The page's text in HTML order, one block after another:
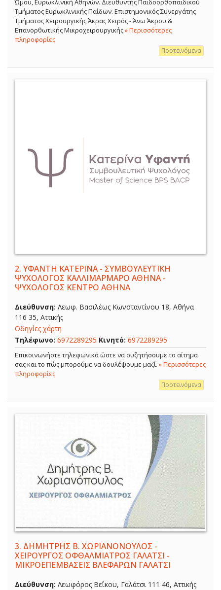
Ώμου, Ευρωκλινική Αθηνών. Διευθυντής Παιδοορθοπαιδικού
Τμήματος Ευρωκλινικής Παίδων. Επιστημονικός Συνεργάτης
Τμήματος Χειρουργικής Άκρας Χειρός - Άνω Άκρου &
Επανορθωτικής Μικροχειρουργικής» Περισσότερες
πληροφορίες
Προτεινόμενα
2. ΥΦΑΝΤΗ ΚΑΤΕΡΙΝΑ - ΣΥΜΒΟΥΛΕΥΤΙΚΗ
ΨΥΧΟΛΟΓΟΣ ΚΑΛΛΙΜΑΡΜΑΡΟ ΑΘΗΝΑ -
ΨΥΧΟΛΟΓΟΣ ΚΕΝΤΡΟ ΑΘΗΝΑ
Διεύθυνση: Λεωφ. Βασιλέως Κωνσταντίνου 18, Αθήνα
116 35, Αττικής
Οδηγίες χάρτη
Τηλέφωνο: 6972289295 Κινητό: 6972289295
Επικοινωνήστε τηλεφωνικά ώστε να συζητήσουμε το αίτημα
σας και το πώς μπορούμε να δουλέψουμε μαζί. » Περισσότερες
πληροφορίες
Προτεινόμενα
3. ΔΗΜΗΤΡΗΣ Β. ΧΩΡΙΑΝΟΝΟΥΛΟΣ -
ΧΕΙΡΟΥΡΓΟΣ ΟΦΘΑΛΜΙΑΤΡΟΣ ΓΑΛΑΤΣΙ -
ΜΙΚΡΟΕΠΕΜΒΑΣΕΙΣ ΒΛΕΦΑΡΩΝ ΓΑΛΑΤΣΙ
Διεύθυνση: Λεωφόρος Βεΐκου, Γαλάτσι 111 46, Αττικής